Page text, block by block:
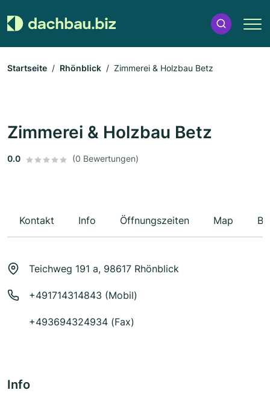
Startseite Rhönblick Zimmerei & Holzbau Betz
Zimmerei & Holzbau Betz
0.0 (0 Bewertungen)
Kontakt Info Öffnungszeiten Map
Teichweg 191 a, 98617 Rhönblick
+491714314843 (Mobil)
+493694324934 (Fax)
Info